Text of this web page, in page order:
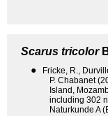
Scarus tricolor
●
Fricke, R.,
P. Chabanet
Island,
including 302
Naturkunde A